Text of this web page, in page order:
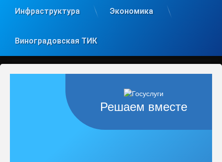
Инфраструктура Экономика
Виноградовская ТИК
Решаем вместе